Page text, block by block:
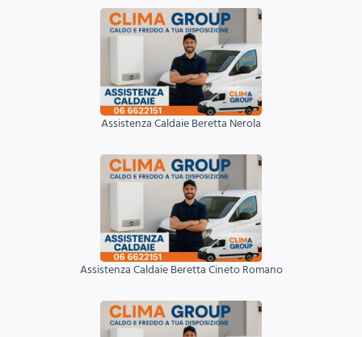
Assistenza Caldaie Beretta Nerola
Assistenza Caldaie Beretta Cineto Romano